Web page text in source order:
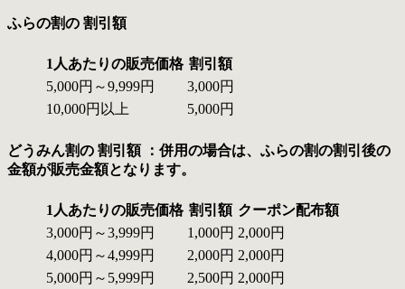
ふらの割の 割引額
1人あたりの販売価格 割引額
5,000円～9,999円
3,000円
10,000円以上
5,000円
どうみん割の 割引額 ：併用の場合は、ふらの割の割引後の
金額が販売金額となります。
1人あたりの販売価格 割引額 クーポン配布額
3,000円～3,999円
1,000円 2,000円
4,000円～4,999円
2,000円 2,000円
5,000円～5,999円
2,500円 2,000円